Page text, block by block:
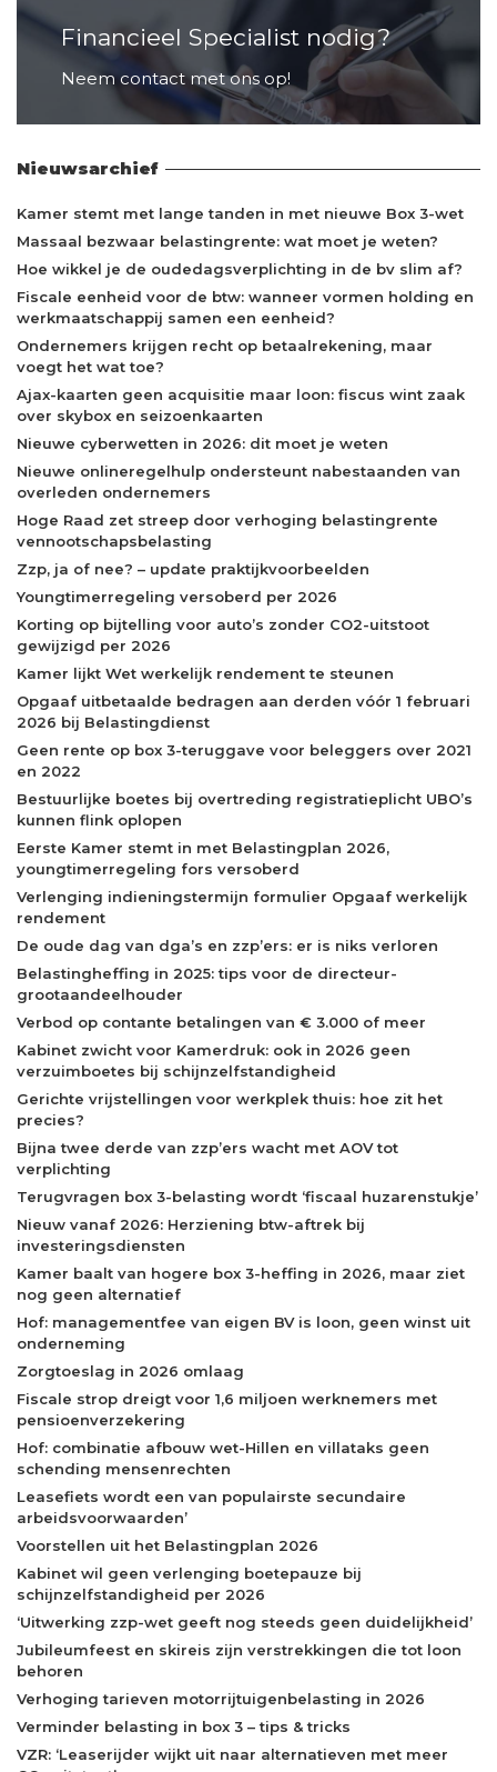
Financieel Specialist nodig?
Neem contact met ons op!
Nieuwsarchief
Kamer stemt met lange tanden in met nieuwe Box 3-wet
Massaal bezwaar belastingrente: wat moet je weten?
Hoe wikkel je de oudedagsverplichting in de bv slim af?
Fiscale eenheid voor de btw: wanneer vormen holding en
werkmaatschappij samen een eenheid?
Ondernemers krijgen recht op betaalrekening, maar
voegt het wat toe?
Ajax-kaarten geen acquisitie maar loon: fiscus wint zaak
over skybox en seizoenkaarten
Nieuwe cyberwetten in 2026: dit moet je weten
Nieuwe onlineregelhulp ondersteunt nabestaanden van
overleden ondernemers
Hoge Raad zet streep door verhoging belastingrente
vennootschapsbelasting
Zzp, ja of nee? – update praktijkvoorbeelden
Youngtimerregeling versoberd per 2026
Korting op bijtelling voor auto’s zonder CO2-uitstoot
gewijzigd per 2026
Kamer lijkt Wet werkelijk rendement te steunen
Opgaaf uitbetaalde bedragen aan derden vóór 1 februari
2026 bij Belastingdienst
Geen rente op box 3-teruggave voor beleggers over 2021
en 2022
Bestuurlijke boetes bij overtreding registratieplicht UBO’s
kunnen flink oplopen
Eerste Kamer stemt in met Belastingplan 2026,
youngtimerregeling fors versoberd
Verlenging indieningstermijn formulier Opgaaf werkelijk
rendement
De oude dag van dga’s en zzp’ers: er is niks verloren
Belastingheffing in 2025: tips voor de directeur-
grootaandeelhouder
Verbod op contante betalingen van € 3.000 of meer
Kabinet zwicht voor Kamerdruk: ook in 2026 geen
verzuimboetes bij schijnzelfstandigheid
Gerichte vrijstellingen voor werkplek thuis: hoe zit het
precies?
Bijna twee derde van zzp’ers wacht met AOV tot
verplichting
Terugvragen box 3-belasting wordt ‘fiscaal huzarenstukje’
Nieuw vanaf 2026: Herziening btw-aftrek bij
investeringsdiensten
Kamer baalt van hogere box 3-heffing in 2026, maar ziet
nog geen alternatief
Hof: managementfee van eigen BV is loon, geen winst uit
onderneming
Zorgtoeslag in 2026 omlaag
Fiscale strop dreigt voor 1,6 miljoen werknemers met
pensioenverzekering
Hof: combinatie afbouw wet-Hillen en villataks geen
schending mensenrechten
Leasefiets wordt een van populairste secundaire
arbeidsvoorwaarden’
Voorstellen uit het Belastingplan 2026
Kabinet wil geen verlenging boetepauze bij
schijnzelfstandigheid per 2026
‘Uitwerking zzp-wet geeft nog steeds geen duidelijkheid’
Jubileumfeest en skireis zijn verstrekkingen die tot loon
behoren
Verhoging tarieven motorrijtuigenbelasting in 2026
Verminder belasting in box 3 – tips & tricks
VZR: ‘Leaserijder wijkt uit naar alternatieven met meer